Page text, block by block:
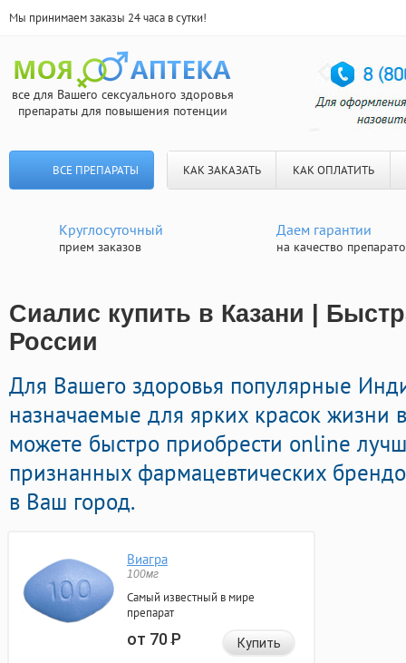
Мы принимаем заказы 24 часа в сутки!
все для Вашего сексуального здоровья
препараты для повышения потенции
ВСЕ ПРЕПАРАТЫ КАК ЗАКАЗАТЬ КАК ОПЛАТИТЬ
Круглосуточный
прием заказов
Даем гарантии
на качество
Сиалис купить в Казани |
России
Для Вашего здоровья популярные
назначаемые для ярких красок жизни
можете быстро приобрести online
признанных фармацевтических
в Ваш город.
Виагра
100мг
Самый известный в мире
препарат
от 70Р Купить